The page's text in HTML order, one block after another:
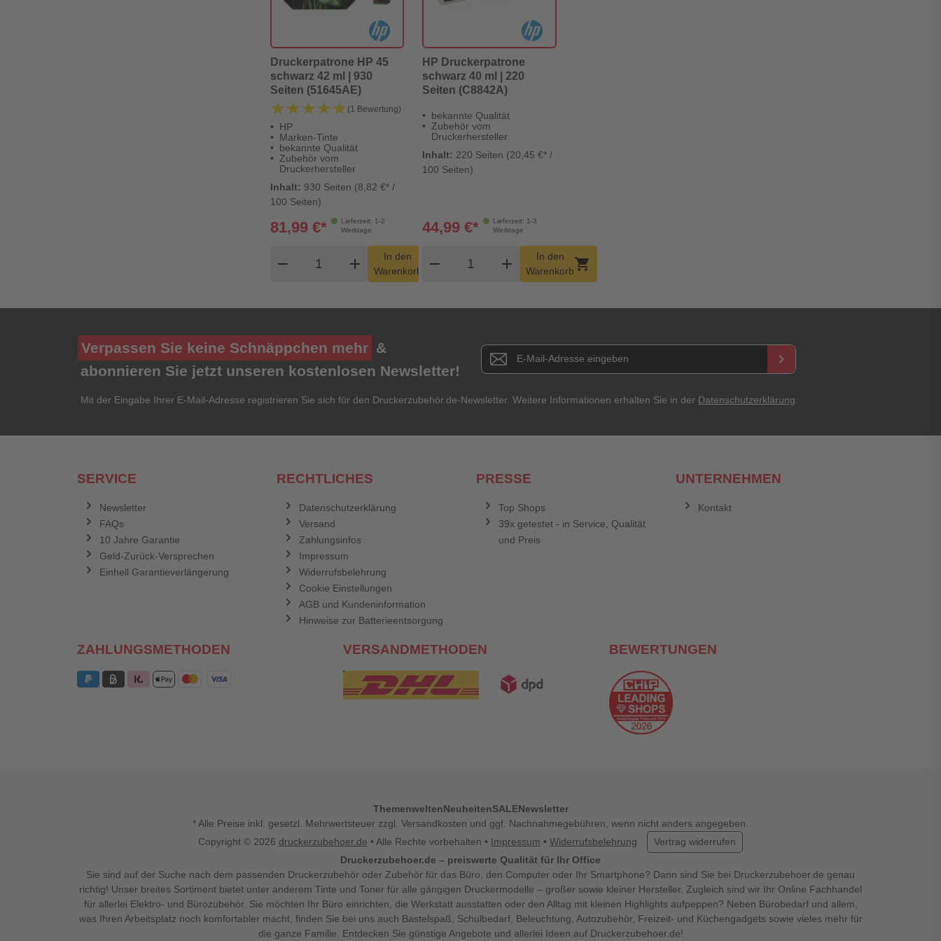
Druckerpatrone HP 45
schwarz 42 ml | 930
Seiten (51645AE)
★★★★★
★★★★★ (1 Bewertung)
HP
Marken-Tinte
bekannte Qualität
Zubehör vom
Druckerhersteller
Inhalt: 930 Seiten (8,82 €* /
100 Seiten)
Lieferzeit: 1-2
Werktage
81,99 €*
remove
Produkt Warenkorb Menge
add
In den
Warenkorb
shopping_cart
HP Druckerpatrone
schwarz 40 ml | 220
Seiten (C8842A)
bekannte Qualität
Zubehör vom
Druckerhersteller
Inhalt: 220 Seiten (20,45 €* /
100 Seiten)
Lieferzeit: 1-3
Werktage
44,99 €*
remove
Produkt Warenkorb Menge
add
In den
Warenkorbshopping_cart
Verpassen Sie keine Schnäppchen mehr &
abonnieren Sie jetzt unseren kostenlosen Newsletter!
Newsletter E-Mail Adresse keyboard_arrow_right
Mit der Eingabe Ihrer E-Mail-Adresse registrieren Sie sich für den Druckerzubehör.de-Newsletter. Weitere Informationen erhalten Sie in der Datenschutzerklärung
SERVICE
Newsletter
FAQs
10 Jahre Garantie
Geld-Zurück-Versprechen
Einhell Garantieverlängerung
RECHTLICHES
Datenschutzerklärung
Versand
Zahlungsinfos
Impressum
Widerrufsbelehrung
Cookie Einstellungen
AGB und Kundeninformation
Hinweise zur Batterieentsorgung
PRESSE
Top Shops
39x getestet - in Service, Qualität
und Preis
UNTERNEHMEN
Kontakt
ZAHLUNGSMETHODEN VERSANDMETHODEN BEWERTUNGEN
ThemenweltenNeuheitenSALENewsletter
* Alle Preise inkl. gesetzl. Mehrwertsteuer zzgl. Versandkosten und ggf. Nachnahmegebühren, wenn nicht anders angegeben.
Copyright © 2026 druckerzubehoer.de • Alle Rechte vorbehalten • Impressum • Widerrufsbelehrung
Vertrag widerrufen
Druckerzubehoer.de – preiswerte Qualität für Ihr Office
Sie sind auf der Suche nach dem passenden Druckerzubehör oder Zubehör für das Büro, den Computer oder Ihr Smartphone? Dann sind Sie bei Druckerzubehoer.de genau
richtig! Unser breites Sortiment bietet unter anderem Tinte und Toner für alle gängigen Druckermodelle – großer sowie kleiner Hersteller. Zugleich sind wir Ihr Online Fachhandel
für allerlei Elektro- und Bürozubehör. Sie möchten Ihr Büro einrichten, die Werkstatt ausstatten oder den Alltag mit kleinen Highlights aufpeppen? Neben Bürobedarf und allem,
was Ihren Arbeitsplatz noch komfortabler macht, finden Sie bei uns auch Bastelspaß, Schulbedarf, Beleuchtung, Autozubehör, Freizeit- und Küchengadgets sowie vieles mehr für
die ganze Familie. Entdecken Sie günstige Angebote und allerlei Ideen auf Druckerzubehoer.de!